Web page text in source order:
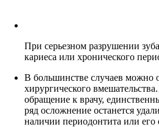
При серьезном разрушении
кариеса или хронического
В большинстве случаев можно
хирургического
обращение к врачу,
ряд осложнение останется
наличии периодонтита или